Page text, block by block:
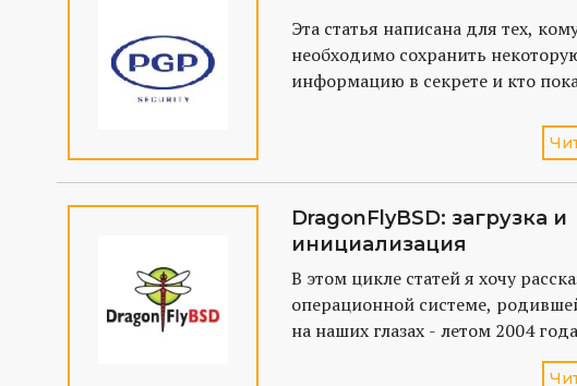
Эта статья написана для тех,
необходимо сохранить
информацию в секрете и кто
DragonFlyBSD: загрузка и
инициализация
В этом цикле статей я хочу
операционной системе,
на наших глазах - летом 2004
DragonFlyBSD, и являет она собой